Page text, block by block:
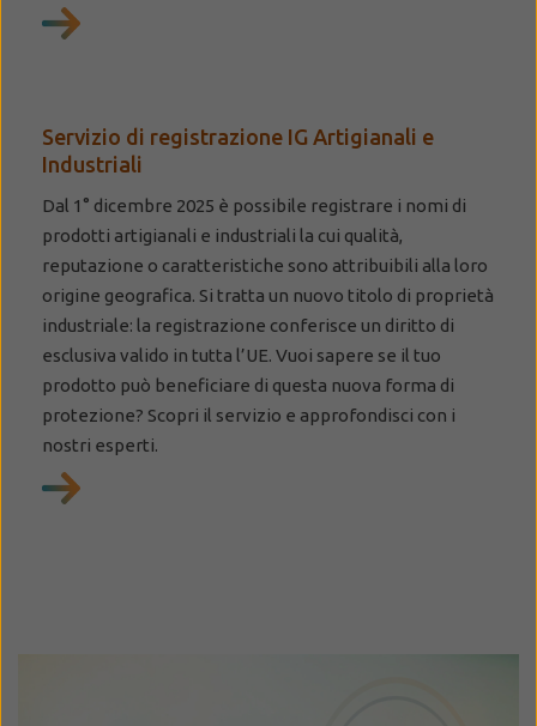
Servizio di registrazione IG Artigianali e
Industriali
Dal 1° dicembre 2025 è possibile registrare i nomi di
prodotti artigianali e industriali la cui qualità,
reputazione o caratteristiche sono attribuibili alla loro
origine geografica. Si tratta un nuovo titolo di proprietà
industriale: la registrazione conferisce un diritto di
esclusiva valido in tutta l’UE. Vuoi sapere se il tuo
prodotto può beneficiare di questa nuova forma di
protezione? Scopri il servizio e approfondisci con i
nostri esperti.